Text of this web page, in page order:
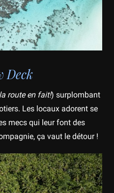
Deck
route en fait!) surplombant
Les locaux adorent se
mecs qui leur font des
ça vaut le détour !